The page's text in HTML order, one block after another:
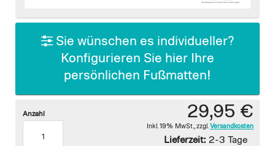
gallery
Sie wünschen es individueller?
Konfigurieren Sie hier Ihre
persönlichen Fußmatten!
29,95 €
Inkl. 19% MwSt. zzgl. Versandkosten
Lieferzeit: 2-3 Tage
Anzahl